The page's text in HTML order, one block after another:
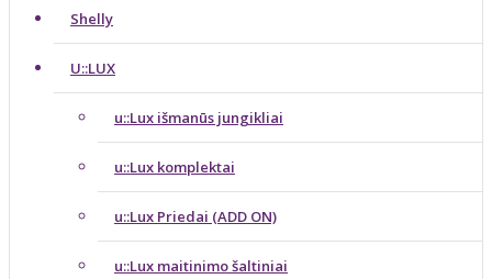
Shelly
U::LUX
u::Lux išmanūs jungikliai
u::Lux komplektai
u::Lux Priedai (ADD ON)
u::Lux maitinimo šaltiniai